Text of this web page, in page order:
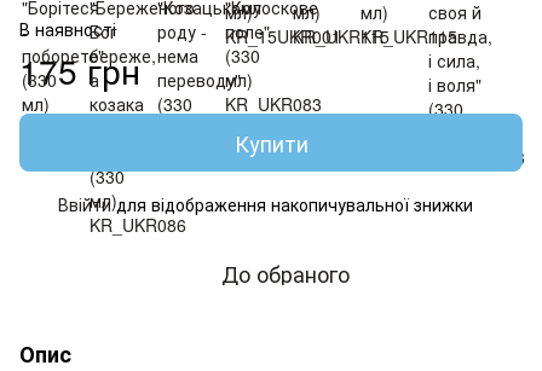
В наявності
175 грн
Купити
Ввійтидля відображення накопичувальної знижки
До обраного
Опис